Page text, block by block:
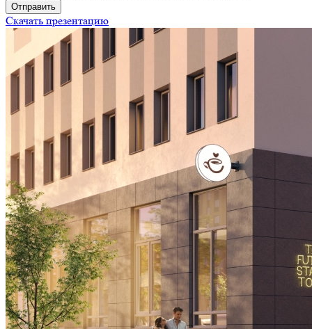
Отправить
Скачать презентацию